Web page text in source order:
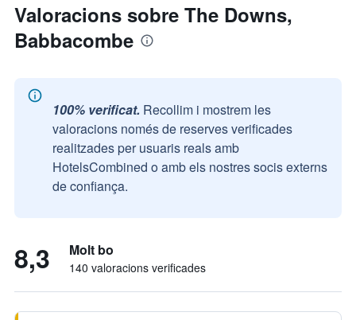
Valoracions sobre The Downs,
Babbacombe
100% verificat. Recollim i mostrem les
valoracions només de reserves verificades
realitzades per usuaris reals amb
HotelsCombined o amb els nostres socis externs
de confiança.
8,3 Molt bo
140 valoracions verificades